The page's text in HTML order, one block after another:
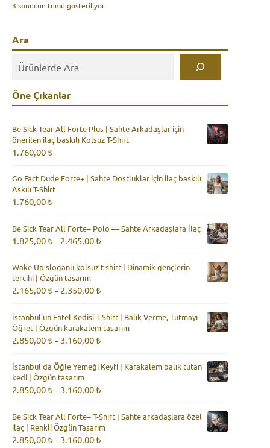
3 sonucun tümü gösteriliyor
Ara
Öne Çıkanlar
Be Sick Tear All Forte Plus | Sahte Arkadaşlar için
önerilen ilaç baskılı Kolsuz T-Shirt
1.760,00₺
Go Fact Dude Forte+ | Sahte Dostluklar için ilaç baskılı
Askılı T-Shirt
1.760,00₺
Be Sick Tear All Forte+ Polo — Sahte Arkadaşlara İlaç
1.825,00₺ – 2.465,00₺
-
Wake Up sloganlı kolsuz t-shirt | Dinamik gençlerin
tercihi | Özgün tasarım
2.165,00₺ – 2.350,00₺
-
2.350,00 ₺
İstanbul'un Entel Kedisi T-Shirt | Balık Verme, Tutmayı
Öğret | Özgün karakalem tasarım
2.850,00₺ – 3.160,00₺
-
İstanbul'da Öğle Yemeği Keyfi | Karakalem balık tutan
kedi | Özgün tasarım
2.850,00₺ – 3.160,00₺
-
3.160,00 ₺
Be Sick Tear All Forte+ T-Shirt | Sahte arkadaşlara özel
ilaç | Renkli Özgün Tasarım
2.850,00₺ – 3.160,00₺